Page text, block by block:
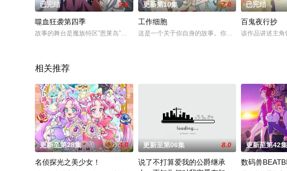
已完结 9.0
噬血狂袭第四季
故事的舞台是魔族特区“恩莱岛”。失去记忆的第四真祖新的战斗！！月光照耀下，在海滩上
更新第10集 7.0
工作细胞
这是一个关于你自身的故事。你体内的故事——。
已完结
百鬼夜行抄
该作品讲述主角
相关推荐
更新至第28集 4.0
名侦探光之美少女！
更新至第06集 8.0
说了不打算爱我的公爵继承
更新至第42集
数码兽